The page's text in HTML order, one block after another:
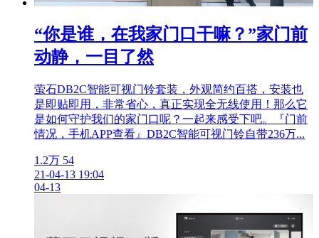
“你是谁，在我家门口干嘛？”家门前
动静，一目了然
萤石DB2C智能可视门铃套装，外观简约百搭，安装也
是即贴即用，非常省心，真正实现全无线使用！那么它
是如何守护我们的家门口呢？一起来感受下吧。『门前
情况，手机APP查看』DB2C智能可视门铃自带236万...
1.2万 54
21-04-13 19:04
04-13